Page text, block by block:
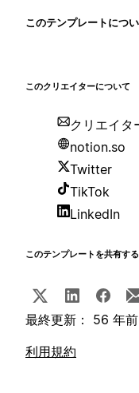
このテンプレートにつ
このクリエイターについて
クリエイタ
notion.so
Twitter
TikTok
LinkedIn
このテンプレートを共有する
最終更新： 56 年前
利用規約